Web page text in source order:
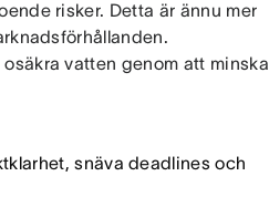
risker. Detta är ännu mer
vatten genom att minska
snäva deadlines och